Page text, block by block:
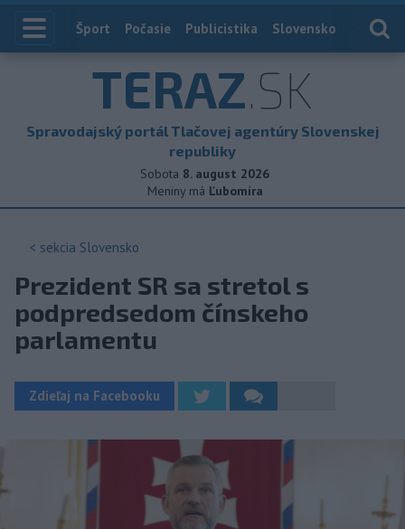
Index
Šport Počasie Publicistika Slovensko
TERAZ.SK
Spravodajský portál Tlačovej agentúry Slovenskej
republiky
Sobota 8. august 2026
Meniny má Ľubomíra
< sekcia Slovensko
Prezident SR sa stretol s
podpredsedom čínskeho
parlamentu
Zdieľaj na Facebooku